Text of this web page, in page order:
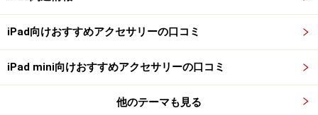
デル、256GB）から。いずれもカラーはシルバーとスペ
ースブラックの2色で、ストレージは256GB～2TBまで4
種類から選ぶことが可能です。
iPad向けおすすめアクセサリーの口コミ
iPad mini向けおすすめアクセサリーの口コミ
他のテーマも見る